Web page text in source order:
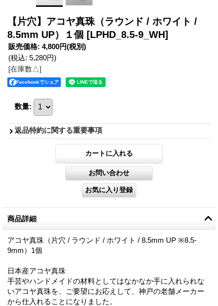
【片穴】アコヤ真珠（ラウンド / ホワイト /
8.5mm UP）１個 [LPHD_8.5-9_WH]
販売価格: 4,800円(税別)
(税込: 5,280円)
[在庫数△]
Facebookでシェア
数量:
返品特約に関する重要事項
商品詳細
アコヤ真珠（片穴 / ラウンド / ホワイト / 8.5mm UP ※8.5-
9mm）1個
日本産アコヤ真珠
手芸やハンドメイドの材料としてはなかなか手に入れられな
いアコヤ真珠を、ご要望にお応えして、神戸の老舗メーカー
から仕入れることになりました。